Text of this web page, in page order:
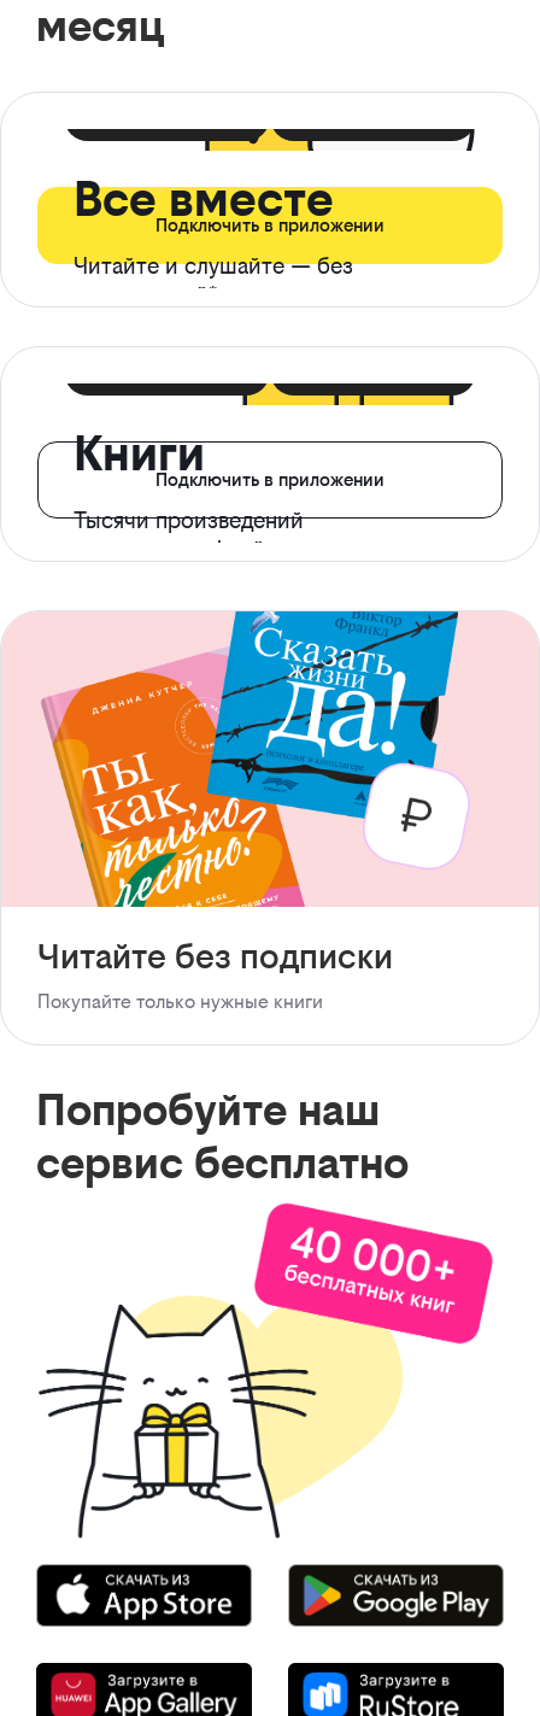
месяц
Все вместе
Читайте и слушайте — без
ограничений*
Подключить в приложении
Книги
Тысячи произведений
с доступом офлайн
Подключить в приложении
Читайте без подписки
Покупайте только нужные книги
Попробуйте наш
сервис бесплатно